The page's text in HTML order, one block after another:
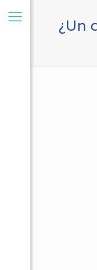
¿Un